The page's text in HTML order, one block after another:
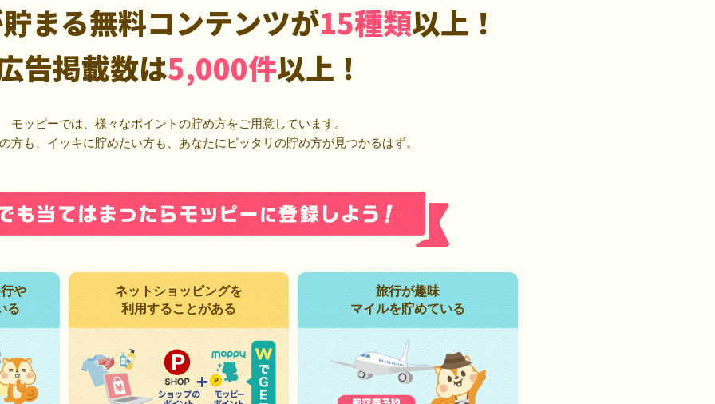
まる無料コンテンツが15種類以上！
告掲載数は5,000件以上！
モッピーでは、様々なポイントの貯め方をご用意しています。
方も、イッキに貯めたい方も、あなたにピッタリの貯め方が見つかるはず。
や
る
ネットショッピングを
利用することがある
旅行が趣味
マイルを貯めている